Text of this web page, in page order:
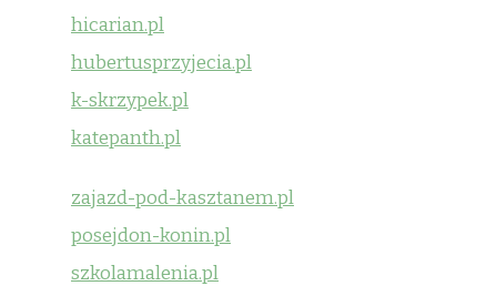
hicarian.pl
hubertusprzyjecia.pl
k-skrzypek.pl
katepanth.pl
zajazd-pod-kasztanem.pl
posejdon-konin.pl
szkolamalenia.pl